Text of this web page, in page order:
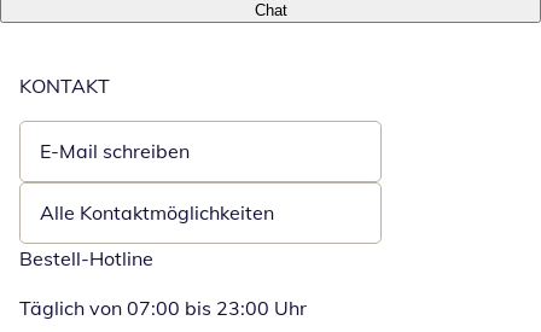
Chat
KONTAKT
E-Mail schreiben
Öffnet E-Mail-Client
Alle Kontaktmöglichkeiten
Bestell-Hotline
Täglich von 07:00 bis 23:00 Uhr